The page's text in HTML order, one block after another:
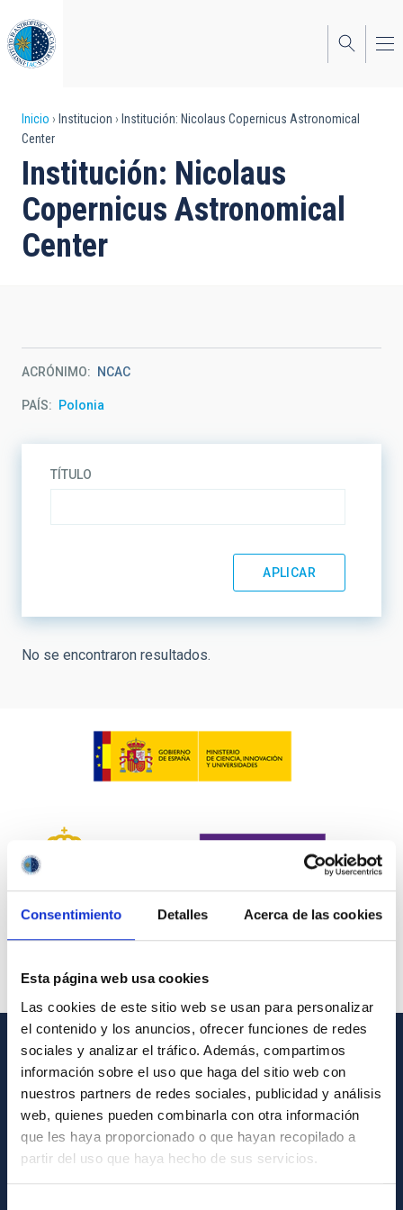
Consentimiento Detalles Acerca de las cookies
Esta página web usa cookies
Las cookies de este sitio web se usan para personalizar
el contenido y los anuncios, ofrecer funciones de redes
sociales y analizar el tráfico. Además, compartimos
información sobre el uso que haga del sitio web con
nuestros partners de redes sociales, publicidad y análisis
web, quienes pueden combinarla con otra información
que les haya proporcionado o que hayan recopilado a
partir del uso que haya hecho de sus servicios.
al
contenido
principal
Sobrescribir
enlaces
de
ayuda
a
Inicio Institucion
Institución: Nicolaus Copernicus Astronomical
Center
Institución: Nicolaus
Copernicus Astronomical
Center
ACRÓNIMO NCAC
PAÍS Polonia
TÍTULO
No se encontraron resultados.
INFORMACIÓN GENERAL
Contacto
Cómo llegar al IAC
Directorio de personal